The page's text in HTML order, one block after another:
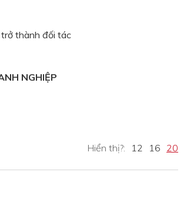
trở thành đối tác
NGHIỆP
Hiển thị?:
12 16 20